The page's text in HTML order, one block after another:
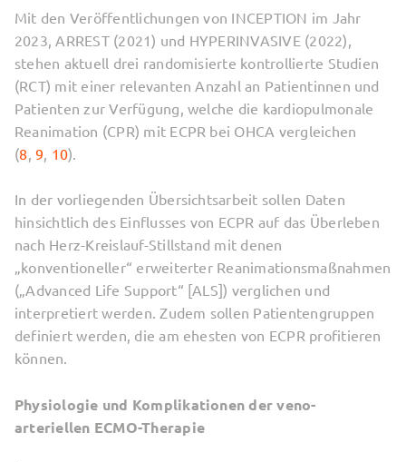
Mit den Veröffentlichungen von INCEPTION im Jahr
2023, ARREST (2021) und HYPERINVASIVE (2022),
stehen aktuell drei randomisierte kontrollierte Studien
(RCT) mit einer relevanten Anzahl an Patientinnen und
Patienten zur Verfügung, welche die kardiopulmonale
Reanimation (CPR) mit ECPR bei OHCA vergleichen
(8 9 10).
In der vorliegenden Übersichtsarbeit sollen Daten
hinsichtlich des Einflusses von ECPR auf das Überleben
nach Herz-Kreislauf-Stillstand mit denen
„konventioneller“ erweiterter Reanimationsmaßnahmen
(„Advanced Life Support“ [ALS]) verglichen und
interpretiert werden. Zudem sollen Patientengruppen
definiert werden, die am ehesten von ECPR profitieren
können.
Physiologie und Komplikationen der veno-
arteriellen ECMO-Therapie